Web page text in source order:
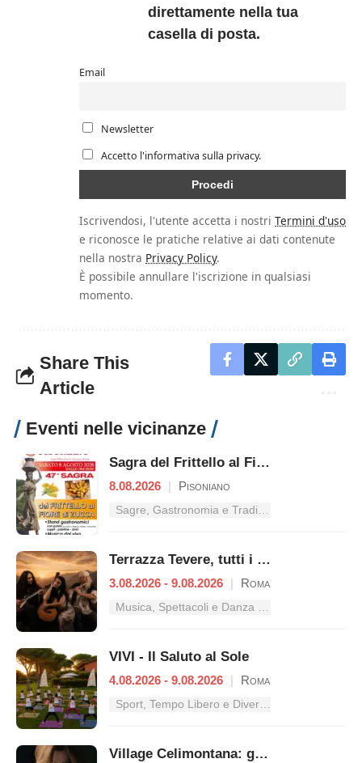
direttamente nella tua
casella di posta.
Email
Newsletter
Accetto l'informativa sulla privacy.
Iscrivendosi, l'utente accetta i nostri Termini d'uso
e riconosce le pratiche relative ai dati contenute
nella nostra Privacy Policy.
È possibile annullare l'iscrizione in qualsiasi
momento.
Share This
Article
Eventi nelle vicinanze
Sagra del Frittello al Fiore di Zucca
8.08.2026 | Pisoniano
Sagre, Gastronomia e Tradizioni nel Lazio
Terrazza Tevere, tutti i concerti dal 3 al 9 agosto
3.08.2026 - 9.08.2026 | Roma
Musica, Spettacoli e Danza nel Lazio
VIVI - Il Saluto al Sole
4.08.2026 - 9.08.2026 | Roma
Sport, Tempo Libero e Divertimento nel Lazio
Village Celimontana: gli appuntamenti dal 3 al 9 agosto